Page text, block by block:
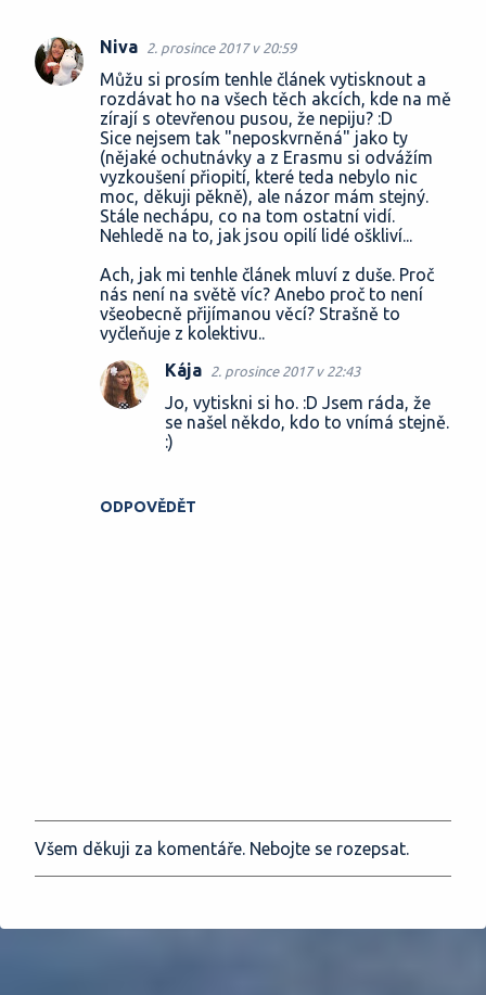
K
Niva 2. prosince 2017 v 20:59
Můžu si prosím tenhle článek vytisknout a
rozdávat ho na všech těch akcích, kde na mě
zírají s otevřenou pusou, že nepiju? :D
Sice nejsem tak "neposkvrněná" jako ty
(nějaké ochutnávky a z Erasmu si odvážím
vyzkoušení přiopití, které teda nebylo nic
moc, děkuji pěkně), ale názor mám stejný.
Stále nechápu, co na tom ostatní vidí.
Nehledě na to, jak jsou opilí lidé oškliví...
Ach, jak mi tenhle článek mluví z duše. Proč
nás není na světě víc? Anebo proč to není
všeobecně přijímanou věcí? Strašně to
vyčleňuje z kolektivu..
ODPOVĚDĚT
Kája 2. prosince 2017 v 22:43
Jo, vytiskni si ho. :D Jsem ráda, že
se našel někdo, kdo to vnímá stejně.
:)
O
k
e
Všem děkuji za komentáře. Nebojte se rozepsat.